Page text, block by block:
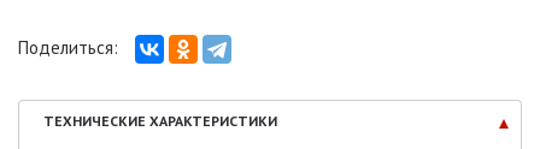
Поделиться:
ТЕХНИЧЕСКИЕ ХАРАКТЕРИСТИКИ